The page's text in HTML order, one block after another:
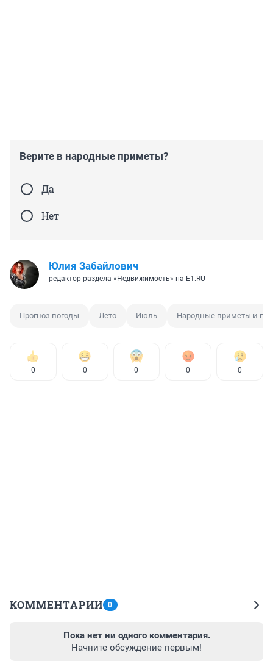
Верите в народные приметы?
Да
Нет
Юлия Забайлович
редактор раздела «Недвижимость» на E1.RU
Прогноз погоды Лето Июль Народные приметы и
0 0 0 0 0
КОММЕНТАРИИ 0
Пока нет ни одного комментария.
Начните обсуждение первым!